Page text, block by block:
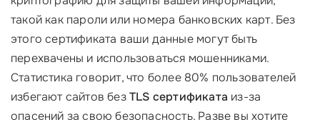
такой как пароли или номера банковских карт. Без
этого сертификата ваши данные могут быть
перехвачены и использоваться мошенниками.
Статистика говорит, что более 80% пользователей
избегают сайтов безTLS сертификата из-за
опасений за свою безопасность. Разве вы хотите